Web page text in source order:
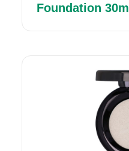
Foundation 30ml